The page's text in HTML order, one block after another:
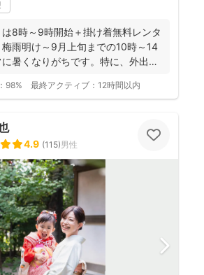
は8時～9時開始＋掛け着無料レンタ
梅雨明け～9月上旬までの10時～14
暑くなりがちです。特に、外出に
98% 最終アクティブ： 12時間以内
4.9 (115)男性